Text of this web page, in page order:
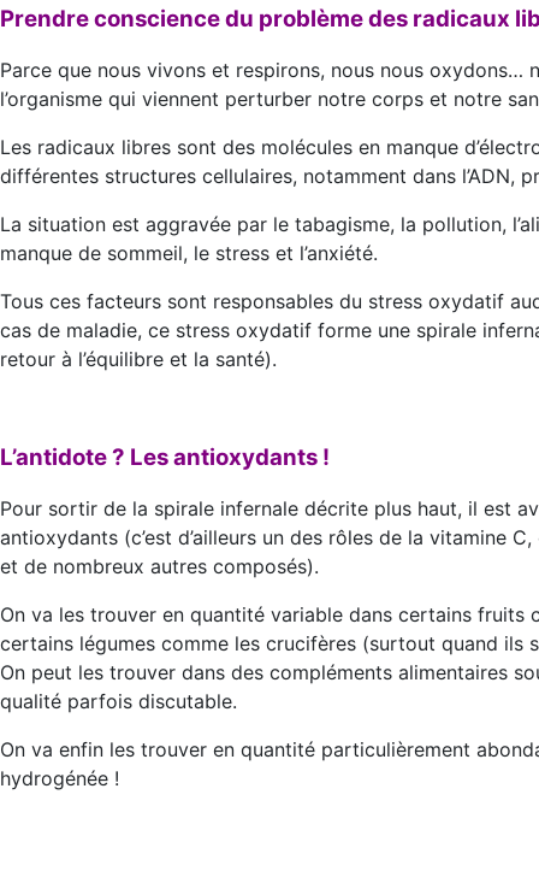
Prendre conscience du problème des radicaux
Parce que nous vivons et respirons, nous nous oxydons…
l’organisme qui viennent perturber notre corps et notre
Les radicaux libres sont des molécules en manque
différentes structures cellulaires, notamment dans l’ADN,
La situation est aggravée par le tabagisme, la pollution,
manque de sommeil, le stress et l’anxiété.
Tous ces facteurs sont responsables du stress oxydatif
cas de maladie, ce stress oxydatif forme une spirale
retour à l’équilibre et la santé).
L’antidote ? Les antioxydants !
Pour sortir de la spirale infernale décrite plus haut, il est
antioxydants (c’est d’ailleurs un des rôles de la vitamine
et de nombreux autres composés).
On va les trouver en quantité variable dans certains fruits
certains légumes comme les crucifères (surtout quand ils
On peut les trouver dans des compléments alimentaires
qualité parfois discutable.
On va enfin les trouver en quantité particulièrement
hydrogénée !